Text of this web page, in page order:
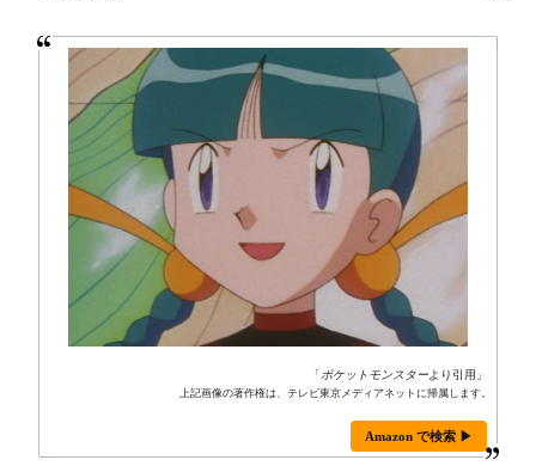
「ポケットモンスターより引用」
上記画像の著作権は、テレビ東京メディアネットに帰属します。
Amazon で検索 ▶